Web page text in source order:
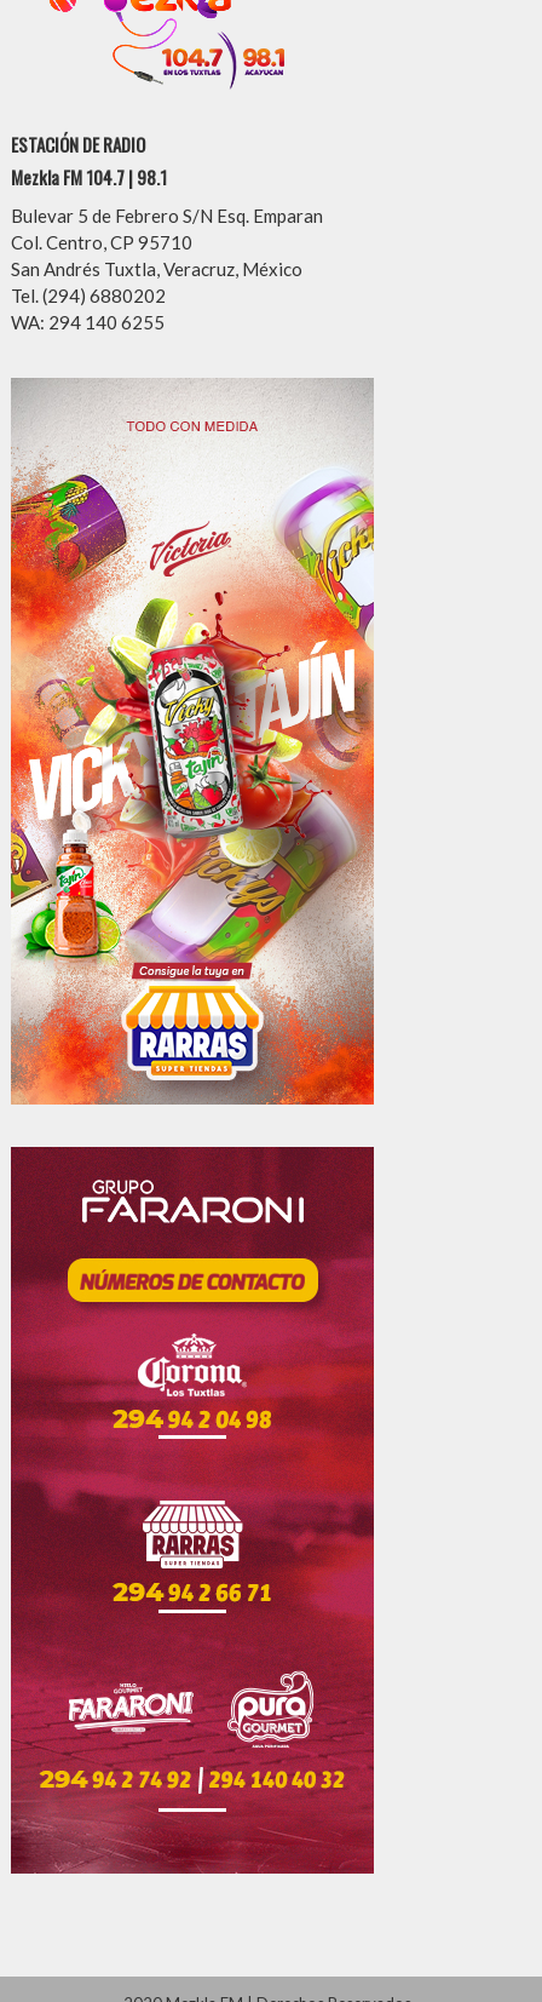
ESTACIÓN DE RADIO
Mezkla FM 104.7 | 98.1
Bulevar 5 de Febrero S/N Esq. Emparan
Col. Centro, CP 95710
San Andrés Tuxtla, Veracruz, México
Tel. (294) 6880202
WA: 294 140 6255